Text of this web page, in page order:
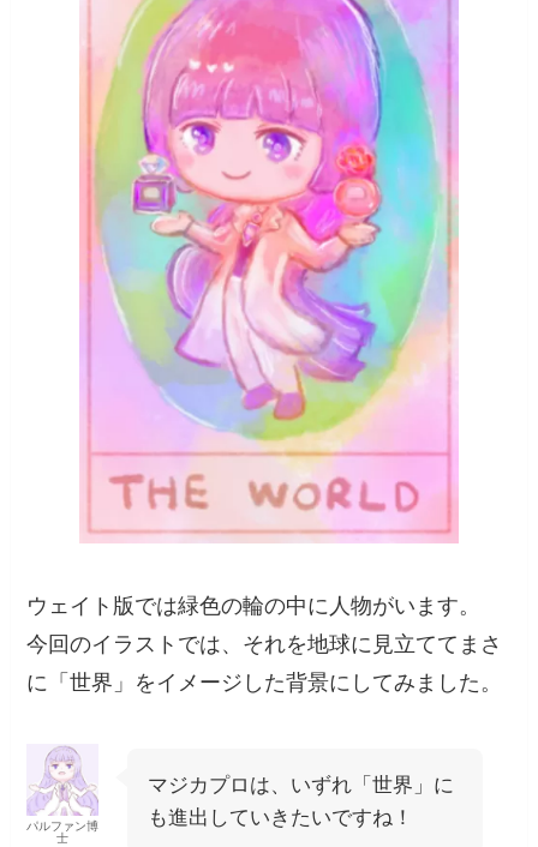
ウェイト版では緑色の輪の中に人物がいます。
今回のイラストでは、それを地球に見立ててまさ
に「世界」をイメージした背景にしてみました。
パルファン博
士
マジカプロは、いずれ「世界」に
も進出していきたいですね！